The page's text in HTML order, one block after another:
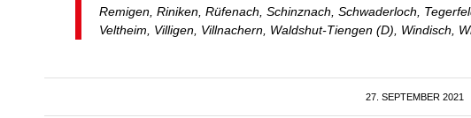
Remigen, Riniken, Rüfenach, Schinznach, Schwaderloch,
Veltheim, Villigen, Villnachern, Waldshut-Tiengen (D), Windisch,
27. SEPTEMBER 2021
/